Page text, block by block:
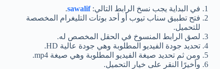
في البداية يجب نسخ الرابط التالي:sawalif
.
فتح تطبيق سناب تيوب أو أحد بوتات التليغرام المخصصة
للتحميل.
لصق الرابط المنسوخ في الحقل المخصص له.
تحديد جودة الفيديو المطلوبة وهي جودة عالية HD.
ومن ثم تحديد صيغة الفيديو المطلوبة وهي صيغة mp4.
وأخيرًا النقر على خيار التحميل.